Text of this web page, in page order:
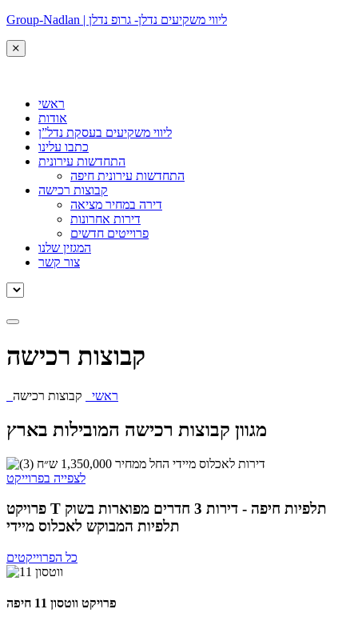
Group-Nadlan | ליווי משקיעים נדלן- גרופ נדלן
ראשי
אודות
ליווי משקיעים בעסקת נדל”ן
כתבו עלינו
התחדשות עירונית
התחדשות עירונית חיפה
קבוצות רכישה
דירה במחיר מציאה
דירות אחרונות
פרוייטים חדשים
המגזין שלנו
צור קשר
קבוצות רכישה
ראשי קבוצות רכישה
מגוון קבוצות רכישה המובילות בארץ
לצפייה בפרוייקט
פרויקט T תלפיות חיפה - דירות 3 חדרים מפוארות בשוק
תלפיות המבוקש לאכלוס מיידי
כל הפרוייקטים
פרויקט ווטסון 11 חיפה